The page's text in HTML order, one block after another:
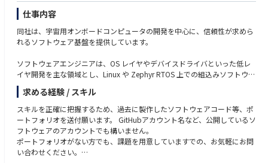
仕事内容
同社は、宇宙用オンボードコンピュータの開発を中心に、信頼性が求めら
れるソフトウェア基盤を提供しています。
ソフトウェアエンジニアは、OS レイヤやデバイスドライバといった低レ
イヤ開発を主な領域とし、Linux や Zephyr RTOS 上での組込みソフトウェ
ア開発を担当します。具体的には、Zephyr RTOS や Linux を中心に、デバ
イスドライバ開発、開発環境の構築 (Yocto, Ubuntu など)、ミドルウェア
(NASA cFS, libcsp など) の導入・拡張を行います。
また、自社製品の開発に加えて、お客様の宇宙機プロジェクトに参画し、
受託開発や技術支援も行っています。低レイヤからミドルウェアまでをカ
バーすることで、宇宙分野の多様なニーズに応える重要な役割を担ってい
求める経験 / スキル
スキルを正確に把握するため、過去に製作したソフトウェアコード等、ポ
ートフォリオを送付願います。 GitHubアカウント名など、公開しているソ
フトウェアのアカウントでも構いません。
ポートフォリオがない方でも、課題を用意していますでの、お気軽にお問
い合わせください。